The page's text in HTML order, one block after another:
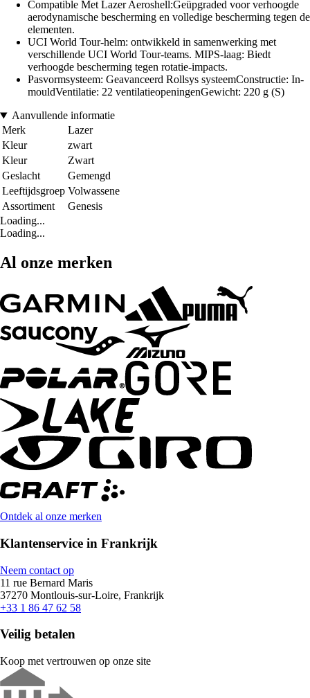
Compatible Met Lazer Aeroshell:Geüpgraded voor verhoogde
aerodynamische bescherming en volledige bescherming tegen de
elementen.
UCI World Tour-helm: ontwikkeld in samenwerking met
verschillende UCI World Tour-teams. MIPS-laag: Biedt
verhoogde bescherming tegen rotatie-impacts.
Pasvormsysteem: Geavanceerd Rollsys systeemConstructie: In-
mouldVentilatie: 22 ventilatieopeningenGewicht: 220 g (S)
Aanvullende informatie
Merk
Lazer
Kleur
zwart
Kleur
Zwart
Geslacht
Gemengd
Leeftijdsgroep Volwassene
Assortiment
Genesis
Loading...
Loading...
Al onze merken
Ontdek al onze merken
Klantenservice in Frankrijk
Neem contact op
11 rue Bernard Maris
37270 Montlouis-sur-Loire, Frankrijk
+33 1 86 47 62 58
Veilig betalen
Koop met vertrouwen op onze site